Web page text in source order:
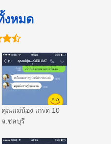
งหมด
คุณแม่น้อง เกรด 10
จ.ชลบุรี